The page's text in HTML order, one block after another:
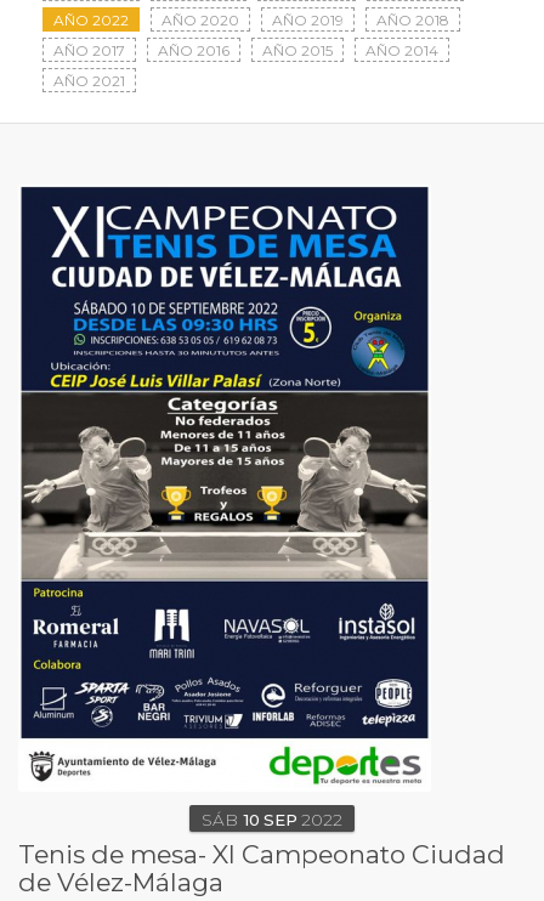
AÑO 2022
AÑO 2020 AÑO 2019
AÑO 2018
AÑO 2017
AÑO 2016 AÑO 2015
AÑO 2014
AÑO 2021
SÁB 10 SEP 2022
Tenis de mesa- XI Campeonato Ciudad
de Vélez-Málaga